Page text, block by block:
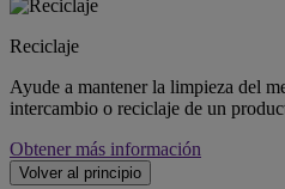
Reciclaje
Ayude a mantener la limpieza del
intercambio o reciclaje de un
Obtener más información
Volver al principio